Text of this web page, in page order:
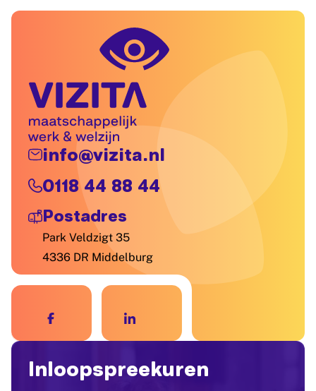
info@vizita.nl
0118 44 88 44
Postadres
Park Veldzigt 35
4336 DR Middelburg
Inloopspreekuren